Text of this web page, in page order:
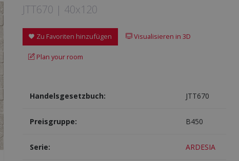
JTT670 | 40x120
Zu Favoriten hinzufügen Visualisieren in 3D
Plan your room
Handelsgesetzbuch: JTT670
Preisgruppe: B450
Serie: ARDESIA